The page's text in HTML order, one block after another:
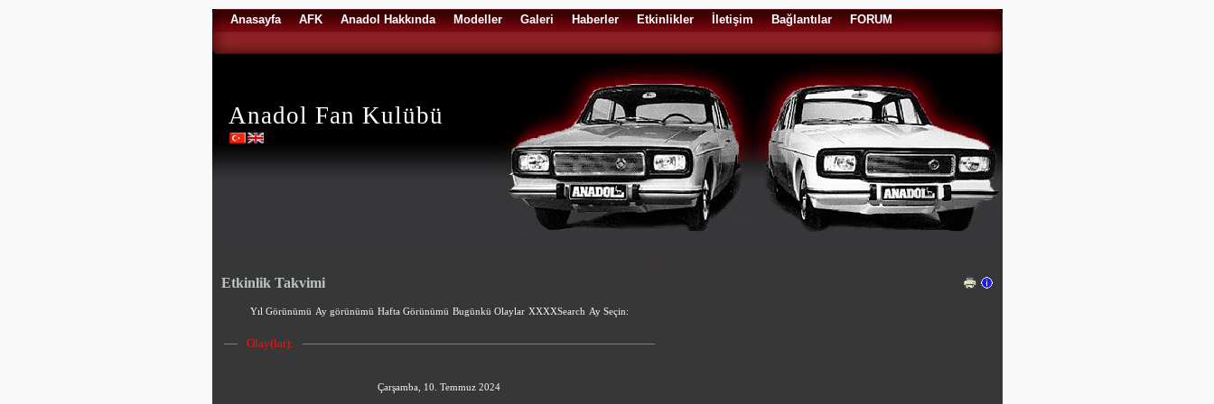
Anasayfa AFK Anadol Hakkında Modeller Galeri Haberler Etkinlikler İletişim Bağlantılar FORUM
Anadol Fan Kulübü
Etkinlik Takvimi
Yıl Görünümü Ay görünümü Hafta Görünümü Bugünkü Olaylar XXXXSearch Ay Seçin:
Olay(lar):
Çarşamba, 10. Temmuz 2024